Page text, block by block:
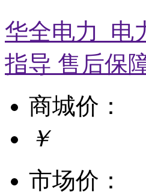
华全电力_电
指导 售后保
商城价：
￥
市场价：